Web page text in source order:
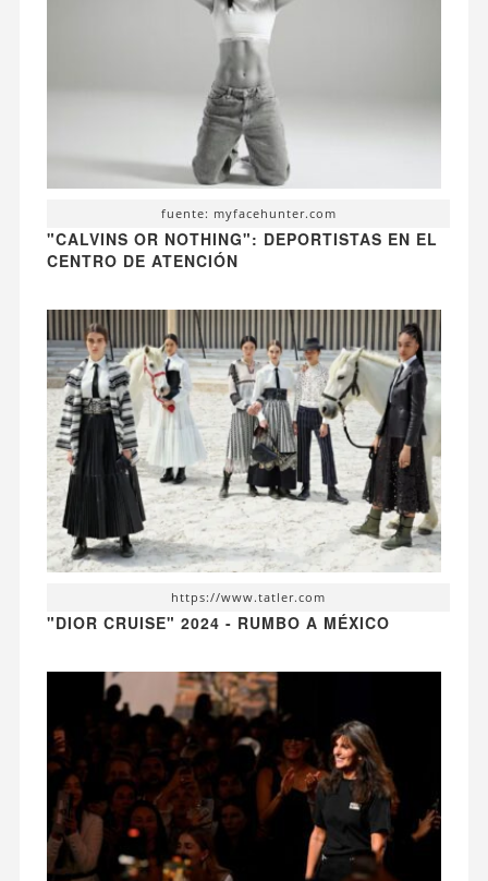
fuente: myfacehunter.com
"CALVINS OR NOTHING": DEPORTISTAS EN EL
CENTRO DE ATENCIÓN
https://www.tatler.com
"DIOR CRUISE" 2024 - RUMBO A MÉXICO